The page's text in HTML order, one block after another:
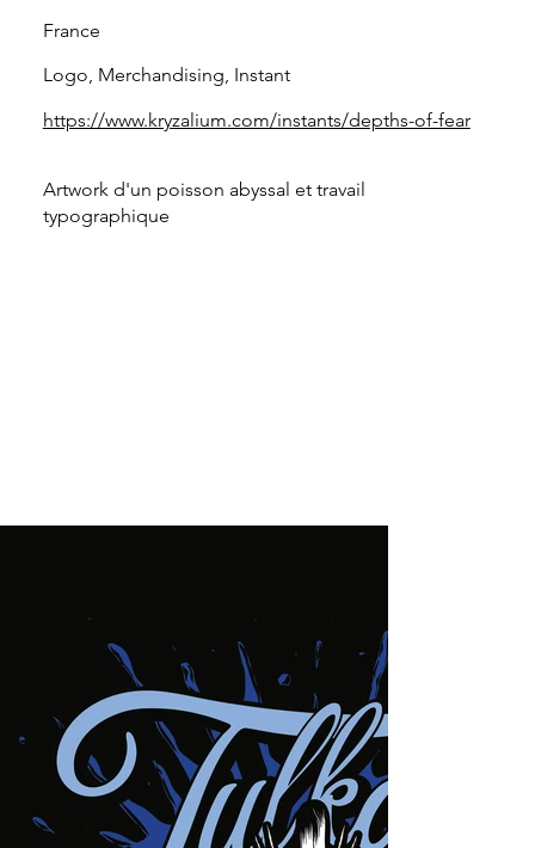
France
Logo, Merchandising, Instant
https://www.kryzalium.com/instants/depths-of-fear
Artwork d'un poisson abyssal et travail
typographique